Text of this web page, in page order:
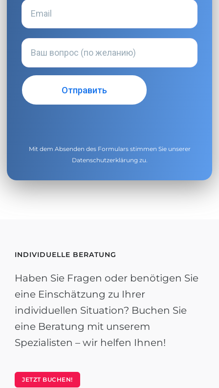
Mit dem Absenden des Formulars stimmen Sie unserer
Datenschutzerklärung zu.
INDIVIDUELLE BERATUNG
Haben Sie Fragen oder benötigen Sie
eine Einschätzung zu Ihrer
individuellen Situation? Buchen Sie
eine Beratung mit unserem
Spezialisten – wir helfen Ihnen!
JETZT BUCHEN!